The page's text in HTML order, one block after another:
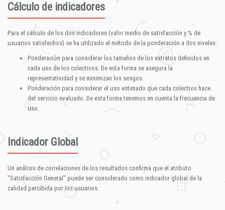
Cálculo de indicadores
Para el cálculo de los dos indicadores (valor medio de satisfacción y % de
usuarios satisfechos) se ha utilizado el método de la ponderación a dos niveles:
Ponderación para considerar los tamaños de los estratos definidos en
cada uno de los colectivos. De esta forma se asegura la
representatividad y se minimizan los sesgos.
Ponderación para considerar el uso estimado que cada colectivo hace
del servicio evaluado. De esta forma tenemos en cuenta la frecuencia de
uso.
Indicador Global
Un análisis de correlaciones de los resultados confirma que el atributo
"Satisfacción General" puede ser considerado como indicador global de la
calidad percibida por los usuarios.